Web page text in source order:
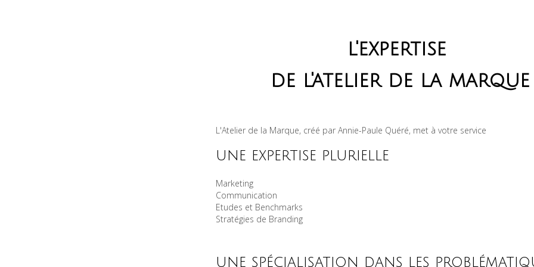
l'expertise
de l'atelier de la marque
L'Atelier de la Marque, créé par Annie-Paule Quéré, met à votre service
une expertise plurielle
Marketing
Communication
Etudes et Benchmarks
Stratégies de Branding
une spécialisation dans les